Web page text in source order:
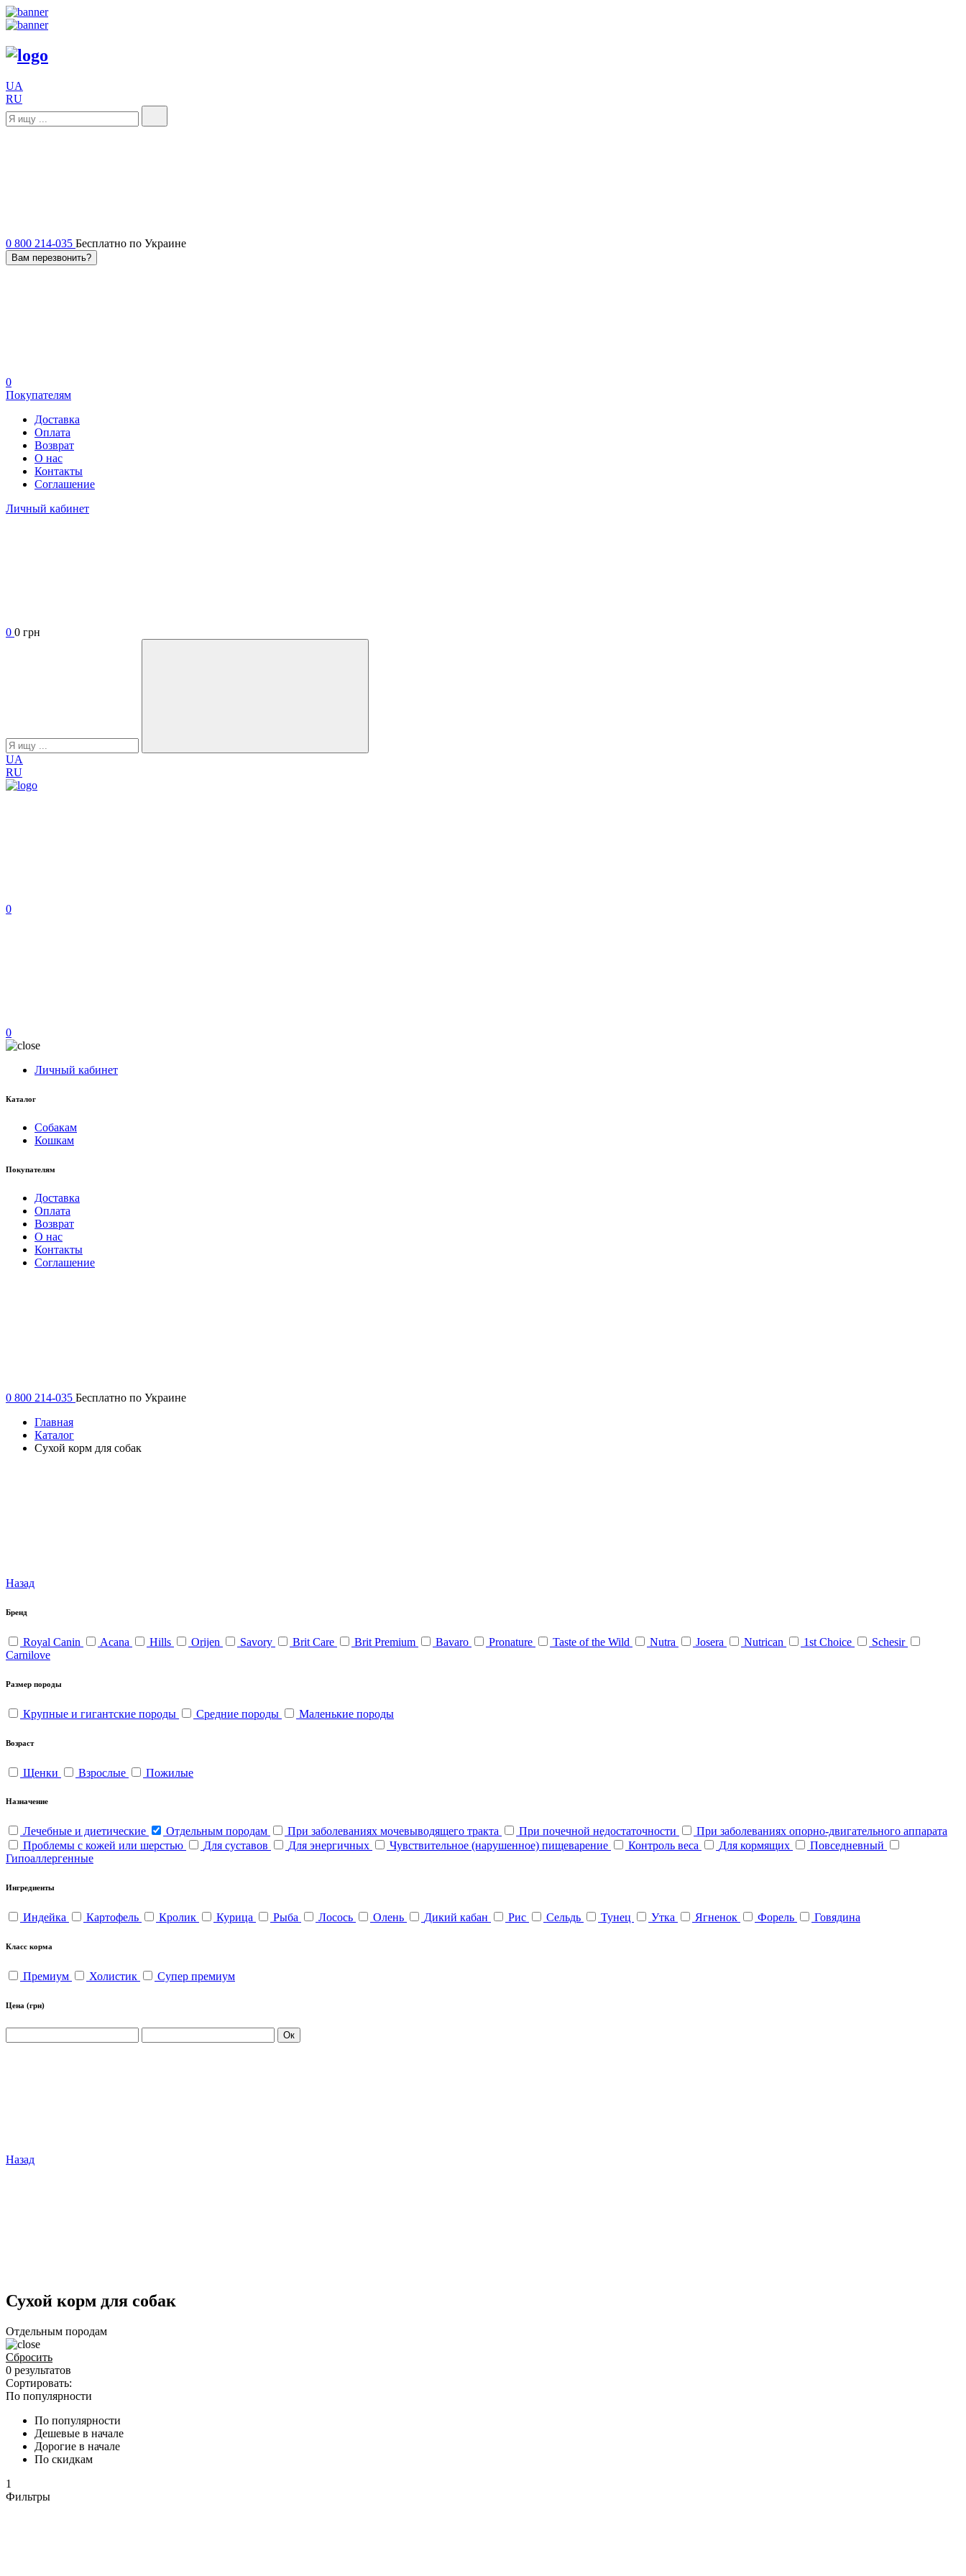
UA
RU
0 800 214-035 Бесплатно по Украине
Вам перезвонить?
0
Покупателям
Доставка
Оплата
Возврат
О нас
Контакты
Соглашение
Личный кабинет
0 0 грн
UA
RU
0
0
Личный кабинет
Каталог
Собакам
Кошкам
Покупателям
Доставка
Оплата
Возврат
О нас
Контакты
Соглашение
0 800 214-035 Бесплатно по Украине
Главная
Каталог
Сухой корм для собак
Назад
Бренд
Royal Canin Acana Hills Orijen Savory Brit Care Brit Premium Bavaro Pronature Taste of the Wild Nutra Josera Nutrican 1st Choice
Schesir
Carnilove
Размер породы
Крупные и гигантские породы Средние породы Маленькие породы
Возраст
Щенки Взрослые Пожилые
Назначение
Лечебные и диетические Отдельным породам При заболеваниях мочевыводящего тракта При почечной недостаточности
При заболеваниях опорно-двигательного аппарата
Проблемы с кожей или шерстью
Для суставов Для энергичных Чувствительное (нарушенное) пищеварение Контроль веса Для кормящих
Повседневный
Гипоаллергенные
Ингредиенты
Индейка Картофель Кролик Курица Рыба Лосось Олень Дикий кабан Рис Сельдь Тунец Утка Ягненок Форель Говядина
Класс корма
Премиум Холистик Супер премиум
Цена (грн)
Ок
Назад
Сухой корм для собак
Отдельным породам
Сбросить
0 результатов
Сортировать:
По популярности
По популярности
Дешевые в начале
Дорогие в начале
По скидкам
1
Фильтры